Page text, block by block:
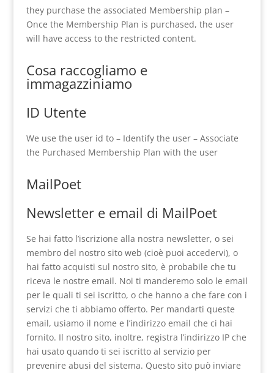
they purchase the associated Membership plan –
Once the Membership Plan is purchased, the user
will have access to the restricted content.
Cosa raccogliamo e
immagazziniamo
ID Utente
We use the user id to – Identify the user – Associate
the Purchased Membership Plan with the user
MailPoet
Newsletter e email di MailPoet
Se hai fatto l’iscrizione alla nostra newsletter, o sei
membro del nostro sito web (cioè puoi accedervi), o
hai fatto acquisti sul nostro sito, è probabile che tu
riceva le nostre email. Noi ti manderemo solo le email
per le quali ti sei iscritto, o che hanno a che fare con i
servizi che ti abbiamo offerto. Per mandarti queste
email, usiamo il nome e l’indirizzo email che ci hai
fornito. Il nostro sito, inoltre, registra l’indirizzo IP che
hai usato quando ti sei iscritto al servizio per
prevenire abusi del sistema. Questo sito può inviare